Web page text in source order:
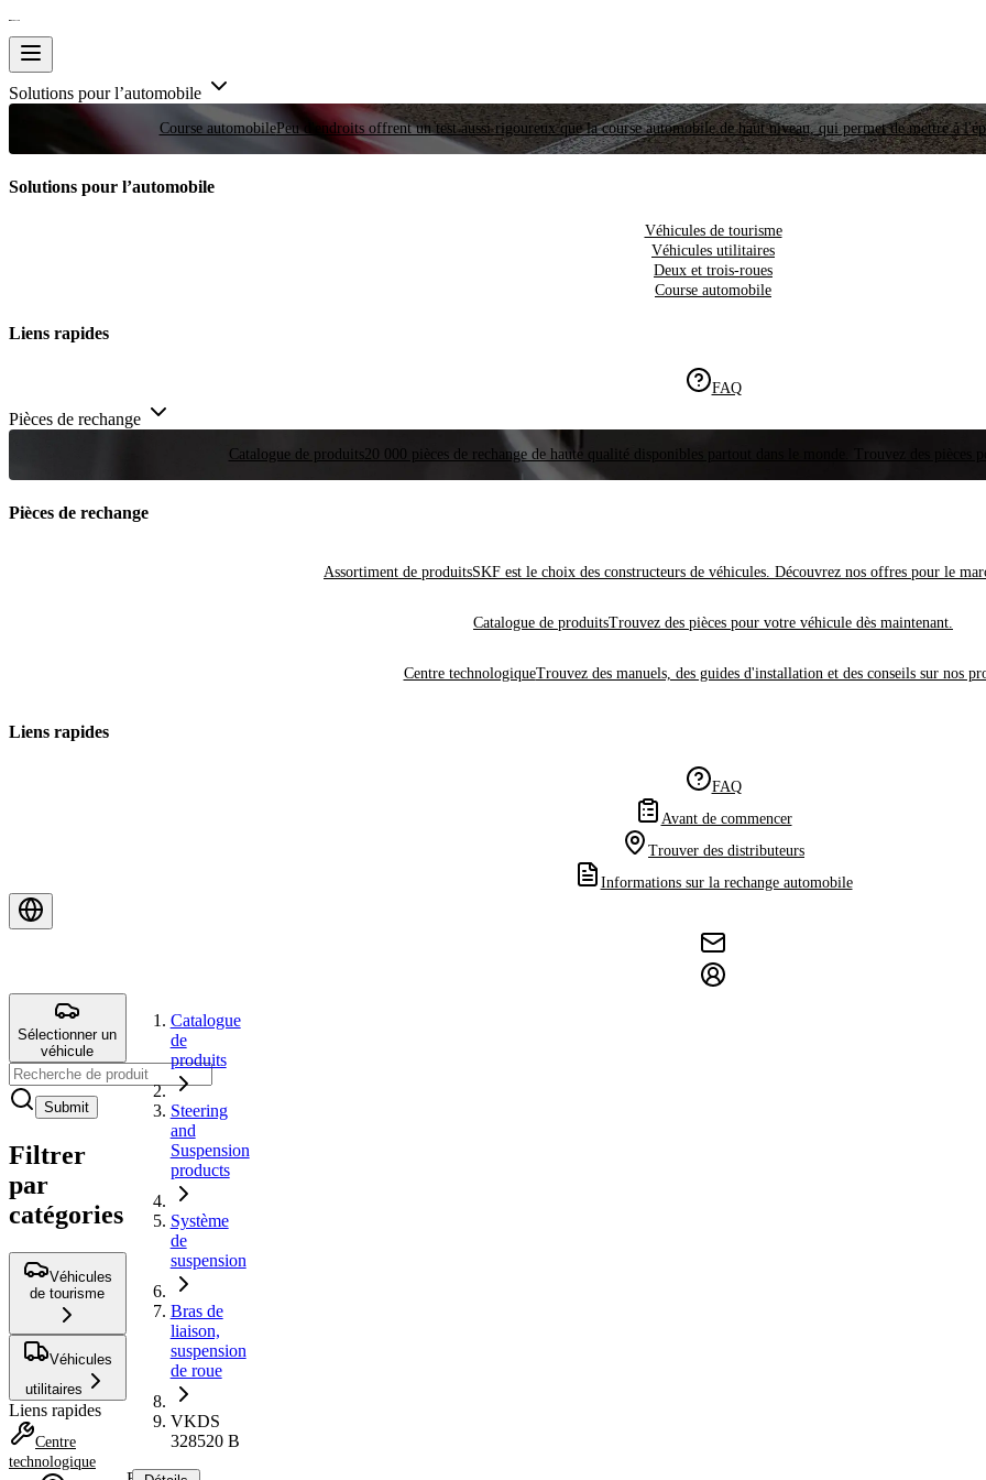
Solutions pour l’automobile
Course automobilePeu d'endroits offrent un test aussi rigoureux que la course automobile de haut niveau, qui permet de mettre à
Solutions pour l’automobile
Véhicules de tourisme
Véhicules utilitaires
Deux et trois-roues
Course automobile
Liens rapides
FAQ
Pièces de rechange
Catalogue de produits20 000 pièces de rechange de haute qualité disponibles partout dans le monde. Trouvez des pièces
Pièces de rechange
Assortiment de produitsSKF est le choix des constructeurs de véhicules. Découvrez nos offres pour le
Catalogue de produitsTrouvez des pièces pour votre véhicule dès maintenant.
Centre technologiqueTrouvez des manuels, des guides d'installation et des conseils sur nos
Liens rapides
FAQ
Avant de commencer
Trouver des distributeurs
Informations sur la rechange automobile
Sélectionner un
véhicule
Submit
Filtrer
par
catégories
Véhicules
de tourisme
Véhicules
utilitaires
Liens rapides
Centre
technologique
Catalogue
de
produits
Steering
and
Suspension
products
Système
de
suspension
Bras de
liaison,
suspension
de roue
VKDS
328520 B